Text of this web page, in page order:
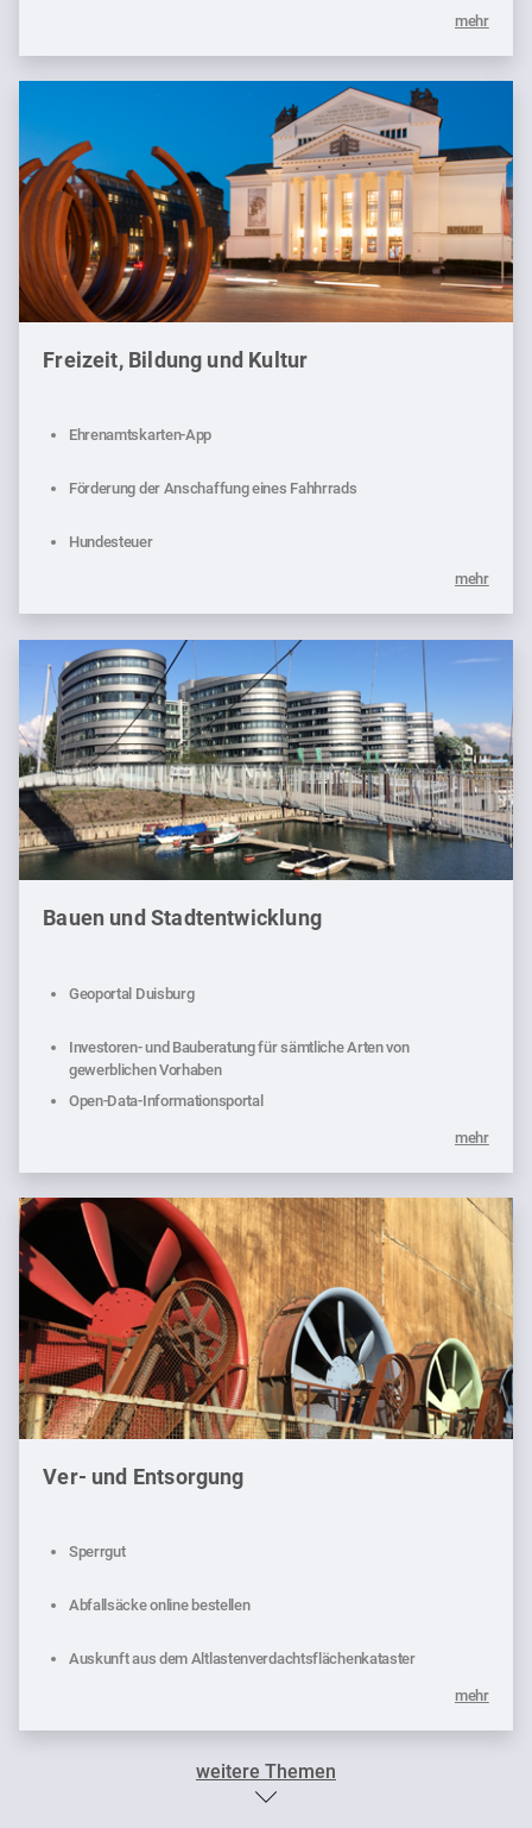
mehr
Freizeit, Bildung und Kultur
Ehrenamtskarten-App
Förderung der Anschaffung eines Fahhrrads
Hundesteuer
mehr
Bauen und Stadtentwicklung
Geoportal Duisburg
Investoren- und Bauberatung für sämtliche Arten von
gewerblichen Vorhaben
Open-Data-Informationsportal
mehr
Ver- und Entsorgung
Sperrgut
Abfallsäcke online bestellen
Auskunft aus dem Altlastenverdachtsflächenkataster
mehr
weitere Themen